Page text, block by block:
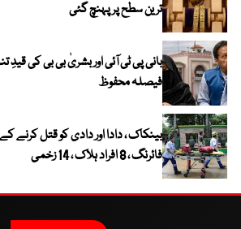
ترین سطح پر پہنچ گئی
بانی پی ٹی آئی اور بشریٰ بی بی کی
فیصلہ محفوظ
بینکاک ، دادا اور دادی کو قتل کرنے
فائرنگ ، 8 افراد ہلاک ، 14 زخمی